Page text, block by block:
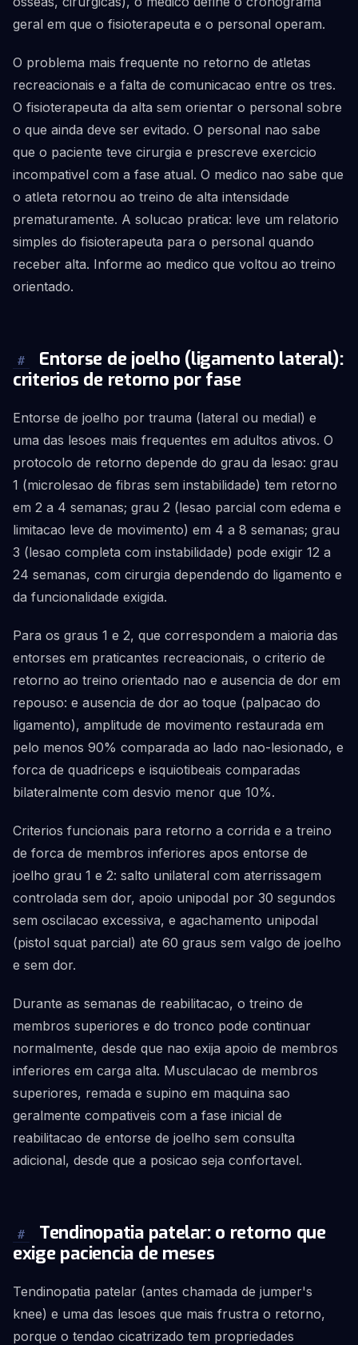
geral em que o fisioterapeuta e o personal operam.
O problema mais frequente no retorno de atletas
recreacionais e a falta de comunicacao entre os tres.
O fisioterapeuta da alta sem orientar o personal sobre
o que ainda deve ser evitado. O personal nao sabe
que o paciente teve cirurgia e prescreve exercicio
incompativel com a fase atual. O medico nao sabe que
o atleta retornou ao treino de alta intensidade
prematuramente. A solucao pratica: leve um relatorio
simples do fisioterapeuta para o personal quando
receber alta. Informe ao medico que voltou ao treino
orientado.
#
Entorse de joelho (ligamento lateral):
criterios de retorno por fase
Entorse de joelho por trauma (lateral ou medial) e
uma das lesoes mais frequentes em adultos ativos. O
protocolo de retorno depende do grau da lesao: grau
1 (microlesao de fibras sem instabilidade) tem retorno
em 2 a 4 semanas; grau 2 (lesao parcial com edema e
limitacao leve de movimento) em 4 a 8 semanas; grau
3 (lesao completa com instabilidade) pode exigir 12 a
24 semanas, com cirurgia dependendo do ligamento e
da funcionalidade exigida.
Para os graus 1 e 2, que correspondem a maioria das
entorses em praticantes recreacionais, o criterio de
retorno ao treino orientado nao e ausencia de dor em
repouso: e ausencia de dor ao toque (palpacao do
ligamento), amplitude de movimento restaurada em
pelo menos 90% comparada ao lado nao-lesionado, e
forca de quadriceps e isquiotibeais comparadas
bilateralmente com desvio menor que 10%.
Criterios funcionais para retorno a corrida e a treino
de forca de membros inferiores apos entorse de
joelho grau 1 e 2: salto unilateral com aterrissagem
controlada sem dor, apoio unipodal por 30 segundos
sem oscilacao excessiva, e agachamento unipodal
(pistol squat parcial) ate 60 graus sem valgo de joelho
e sem dor.
Durante as semanas de reabilitacao, o treino de
membros superiores e do tronco pode continuar
normalmente, desde que nao exija apoio de membros
inferiores em carga alta. Musculacao de membros
superiores, remada e supino em maquina sao
geralmente compativeis com a fase inicial de
reabilitacao de entorse de joelho sem consulta
adicional, desde que a posicao seja confortavel.
#
Tendinopatia patelar: o retorno que
exige paciencia de meses
Tendinopatia patelar (antes chamada de jumper's
knee) e uma das lesoes que mais frustra o retorno,
porque o tendao cicatrizado tem propriedades